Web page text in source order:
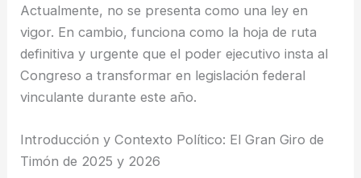
Actualmente, no se presenta como una ley en
vigor. En cambio, funciona como la hoja de ruta
definitiva y urgente que el poder ejecutivo insta al
Congreso a transformar en legislación federal
vinculante durante este año.
Introducción y Contexto Político: El Gran Giro de
Timón de 2025 y 2026